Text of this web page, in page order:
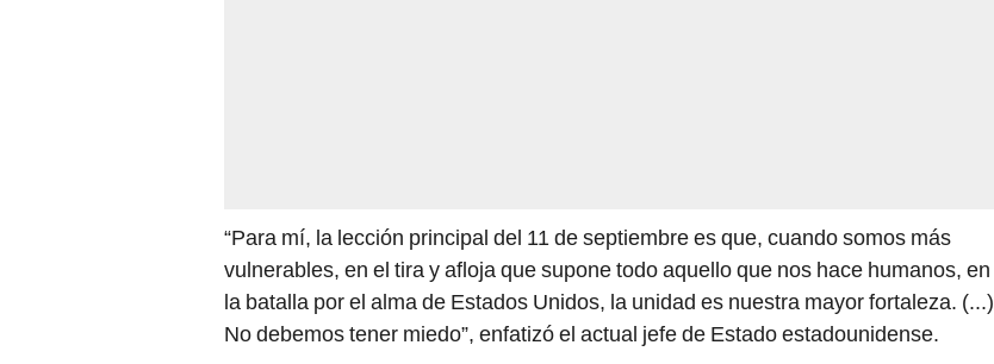
“Para mí, la lección principal del 11 de septiembre es que, cuando somos más
vulnerables, en el tira y afloja que supone todo aquello que nos hace humanos, en
la batalla por el alma de Estados Unidos, la unidad es nuestra mayor fortaleza. (...)
No debemos tener miedo”, enfatizó el actual jefe de Estado estadounidense.